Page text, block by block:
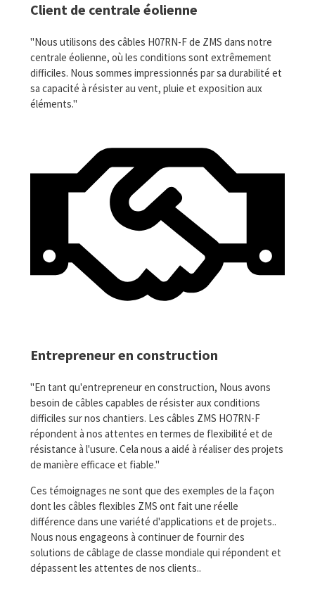
Client de centrale éolienne
"Nous utilisons des câbles H07RN-F de ZMS dans notre
centrale éolienne, où les conditions sont extrêmement
difficiles. Nous sommes impressionnés par sa durabilité et
sa capacité à résister au vent, pluie et exposition aux
éléments."
Entrepreneur en construction
"En tant qu'entrepreneur en construction, Nous avons
besoin de câbles capables de résister aux conditions
difficiles sur nos chantiers. Les câbles ZMS HO7RN-F
répondent à nos attentes en termes de flexibilité et de
résistance à l'usure. Cela nous a aidé à réaliser des projets
de manière efficace et fiable."
Ces témoignages ne sont que des exemples de la façon
dont les câbles flexibles ZMS ont fait une réelle
différence dans une variété d'applications et de projets..
Nous nous engageons à continuer de fournir des
solutions de câblage de classe mondiale qui répondent et
dépassent les attentes de nos clients..